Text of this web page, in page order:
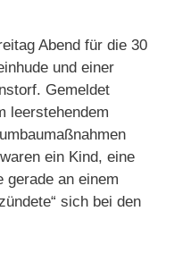
Abend für die 30
und einer
Gemeldet
leerstehendem
ein Kind, eine
gerade an einem
sich bei den